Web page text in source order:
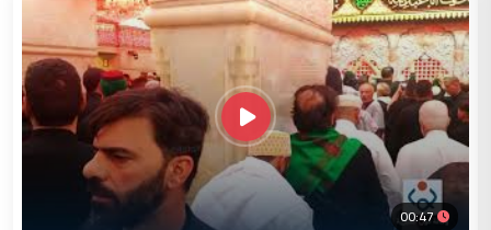
00:47